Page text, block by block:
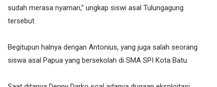
sudah merasa nyaman,” ungkap siswi asal Tulungagung
tersebut.
Begitupun halnya dengan Antonius, yang juga salah seorang
siswa asal Papua yang bersekolah di SMA SPI Kota Batu.